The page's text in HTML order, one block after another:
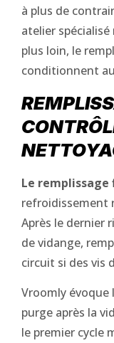
à plus de
atelier
plus loin, le
conditionnent
Le remplissage
refroidissement
Après le dernier
de vidange,
circuit si des vis
Vroomly évoque
purge après la
le premier cycle